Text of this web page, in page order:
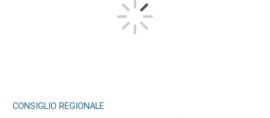
CONSIGLIO REGIONALE